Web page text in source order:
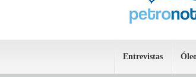
Entrevistas